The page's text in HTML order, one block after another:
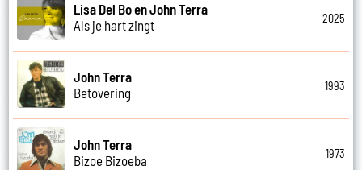
Lisa Del Bo en John Terra
Als je hart zingt
2025
John Terra
Betovering
1993
John Terra
Bizoe Bizoeba
1973